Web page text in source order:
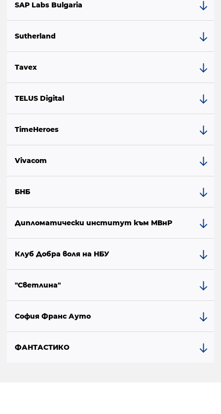
SAP Labs Bulgaria
Sutherland
Tavex
TELUS Digital
TimeHeroes
Vivacom
БНБ
Дипломатически институт към МВнР
Клуб Добра воля на НБУ
"Светлина"
София Франс Ауто
ФАНТАСТИКО